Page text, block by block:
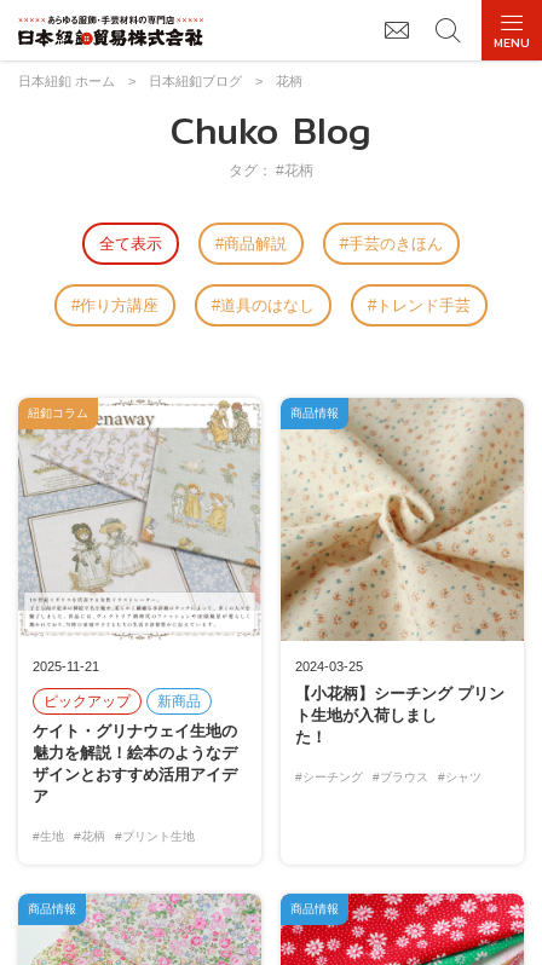
日本紐釦 ホーム > 日本紐釦ブログ > 花柄
Chuko Blog
タグ： #花柄
全て表示 商品解説 手芸のきほん
作り方講座 道具のはなし トレンド手芸
2025-11-21
ピックアップ 新商品
ケイト・グリナウェイ生地の
魅力を解説！絵本のようなデ
ザインとおすすめ活用アイデ
ア
#生地 #花柄 #プリント生地
紐釦コラム
2024-03-25
【小花柄】シーチング プリン
ト生地が入荷しまし
た！
#シーチング #ブラウス #シャツ
商品情報
商品情報 商品情報